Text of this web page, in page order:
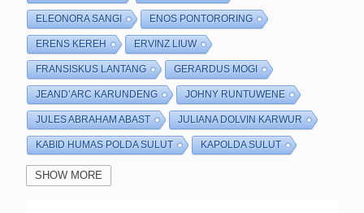
ELEONORA SANGI ENOS PONTORORING
ERENS KEREH ERVINZ LIUW
FRANSISKUS LANTANG GERARDUS MOGI
JEAND’ARC KARUNDENG JOHNY RUNTUWENE
JULES ABRAHAM ABAST JULIANA DOLVIN KARWUR
KABID HUMAS POLDA SULUT KAPOLDA SULUT
KAPOLRES TOMOHON
SHOW MORE